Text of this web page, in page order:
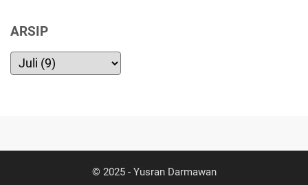
ARSIP
© 2025 - Yusran Darmawan